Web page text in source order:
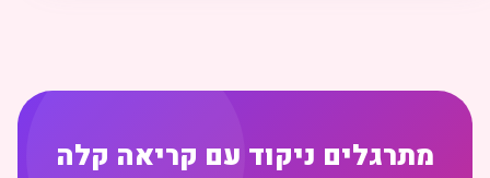
מתרגלים ניקוד עם קריאה קלה